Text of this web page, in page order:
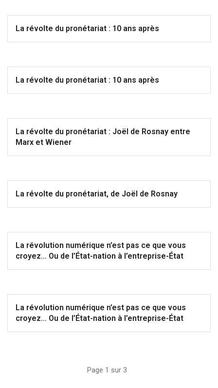
La révolte du pronétariat : 10 ans après
La révolte du pronétariat : 10 ans après
La révolte du pronétariat : Joël de Rosnay entre
Marx et Wiener
La révolte du pronétariat, de Joël de Rosnay
La révolution numérique n’est pas ce que vous
croyez… Ou de l’État-nation à l’entreprise-État
La révolution numérique n’est pas ce que vous
croyez… Ou de l’État-nation à l’entreprise-État
Page 1 sur 3